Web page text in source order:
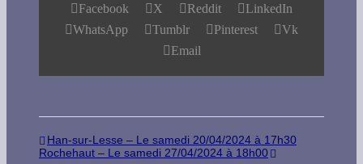
Facebook X Reddit
LinkedIn
WhatsApp
Tumblr Pinterest
Vk
Email
Han-sur-Lesse – Le samedi 20/04/2024 à 17h30
Rochehaut – Le samedi 27/04/2024 à 18h00